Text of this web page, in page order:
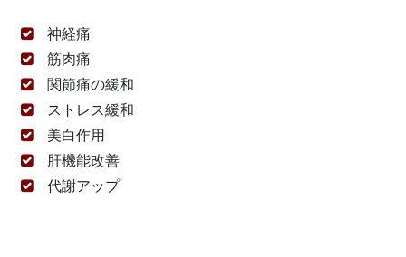
神経痛
筋肉痛
関節痛の緩和
ストレス緩和
美白作用
肝機能改善
代謝アップ